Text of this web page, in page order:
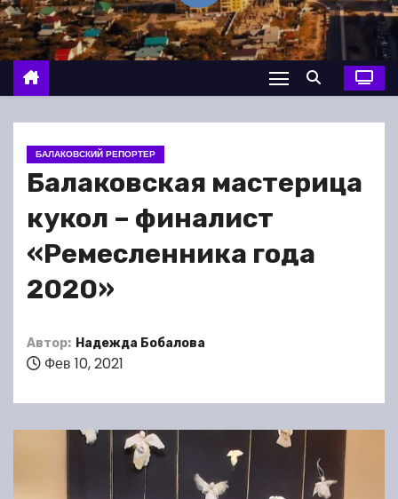
о
м
у
БАЛАКОВСКИЙ РЕПОРТЕР
Балаковская мастерица
кукол – финалист
«Ремесленника года
2020»
Автор: Надежда Бобалова
Фев 10, 2021